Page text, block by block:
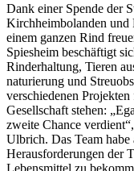
Dank einer Spen­de der
Kirchheimbolanden und
einem ganzen Rind
Spiesheim be­schäftigt
Rinderhal­tung, Tieren
naturierung und
verschiedenen
Gesellschaft stehen:
zweite Chance
Ulbrich. Das Team
Herausforderungen der
Lebensmittel zu